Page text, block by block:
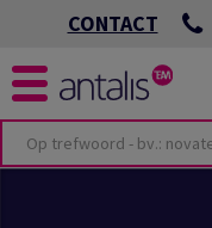
CONTACT